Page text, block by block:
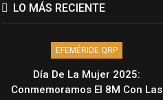
LO MÁS RECIENTE
EFEMÉRIDE QRP
Día De La Mujer 2025:
Conmemoramos El 8M Con Las